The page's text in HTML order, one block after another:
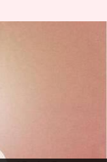
సింగ్